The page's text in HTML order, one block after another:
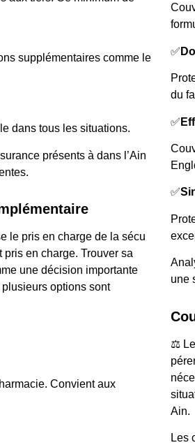
supplémentaires comme le
dans tous les situations.
présents à dans l’Ain
le pris en charge de la sécu
en charge. Trouver sa
une décision importante
options sont
Convient aux
✅
du
✅
✅
une
⚖️
Ain.
Les